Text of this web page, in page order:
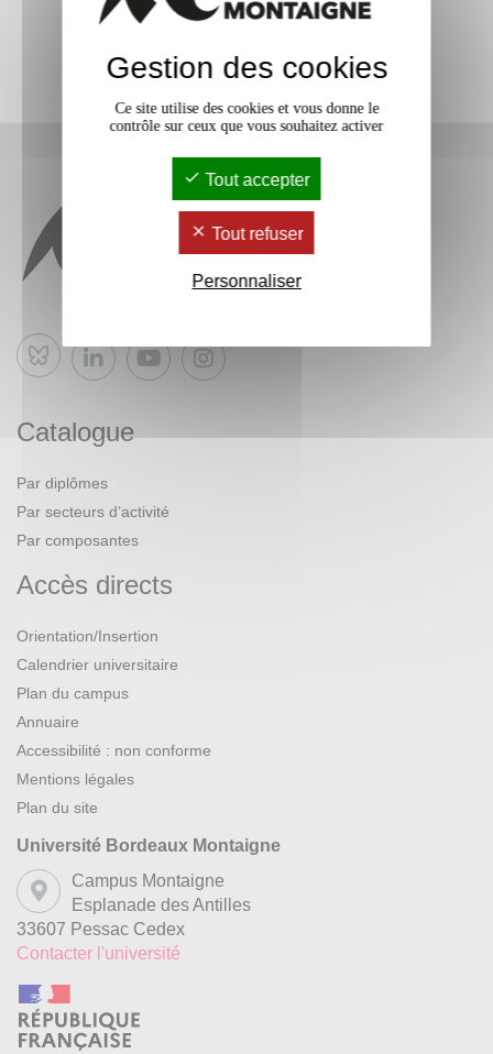
Bluesky
Catalogue
Par diplômes
Par secteurs d’activité
Par composantes
Accès directs
Orientation/Insertion
Calendrier universitaire
Plan du campus
Annuaire
Accessibilité : non conforme
Mentions légales
Plan du site
Université Bordeaux Montaigne
Campus Montaigne
Esplanade des Antilles
33607 Pessac Cedex
Contacter l'université
Gestion des cookies
Ce site utilise des cookies et vous donne le
contrôle sur ceux que vous souhaitez activer
Tout accepter
Tout refuser
Personnaliser